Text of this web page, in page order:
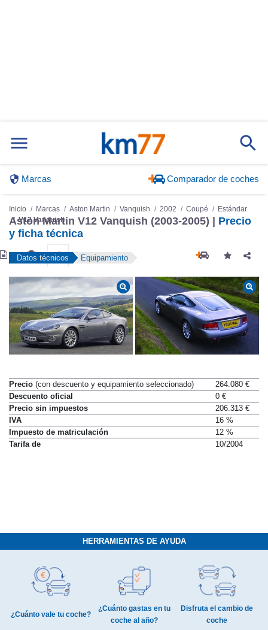
Marcas Comparador de coches
Inicio Marcas Aston Martin Vanquish 2002 Coupé
Estándar
V12 Vanquish
Aston Martin V12 Vanquish (2003-2005) | Precio
y ficha técnica
Datos técnicos Equipamiento
Precio (con descuento y equipamiento seleccionado)
264.080 €
Descuento oficial
0 €
Precio sin impuestos
206.313 €
IVA
16 %
Impuesto de matriculación
12 %
Tarifa de
10/2004
HERRAMIENTAS DE AYUDA
¿Cuánto vale tu coche?
¿Cuánto gastas en tu
coche al año?
Disfruta el cambio de
coche